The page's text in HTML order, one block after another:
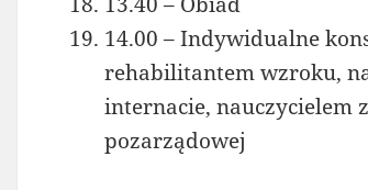
14.00 – Indywidualne
rehabilitantem wzroku,
internacie, nauczycielem
pozarządowej